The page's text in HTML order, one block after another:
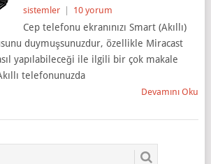
sistemler
10 yorum
Cep telefonu ekranınızı Smart (Akıllı)
duymuşsunuzdur, özellikle Miracast
yapılabileceği ile ilgili bir çok makale
telefonunuzda
Devamını Oku